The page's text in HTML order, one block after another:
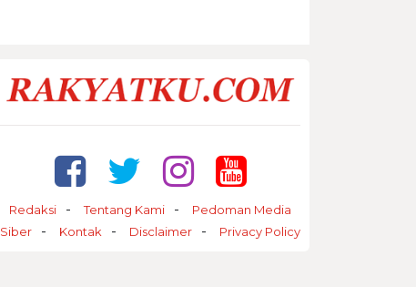
Redaksi Tentang Kami
Pedoman Media
Siber
Kontak Disclaimer Privacy Policy